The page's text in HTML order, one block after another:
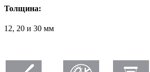
Толщина:
12, 20 и 30 мм